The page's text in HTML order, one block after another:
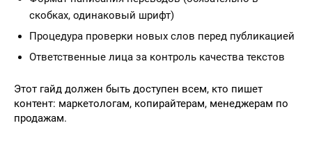
скобках, одинаковый шрифт)
Процедура проверки новых слов перед публикацией
Ответственные лица за контроль качества текстов
Этот гайд должен быть доступен всем, кто пишет
контент: маркетологам, копирайтерам, менеджерам по
продажам.